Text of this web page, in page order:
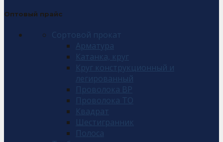
Оптовый прайс
Сортовой прокат
Арматура
Катанка, круг
Круг конструкционный и
легированный
Проволока ВР
Проволока ТО
Квадрат
Шестигранник
Полоса